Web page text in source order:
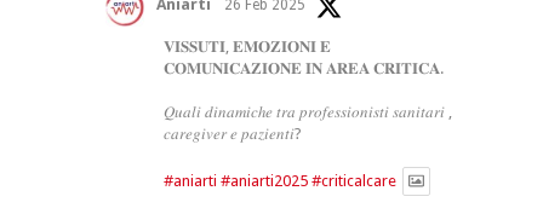
Aniarti 26 Feb 2025
𝐕𝐈𝐒𝐒𝐔𝐓𝐈, 𝐄𝐌𝐎𝐙𝐈𝐎𝐍𝐈 𝐄
𝐂𝐎𝐌𝐔𝐍𝐈𝐂𝐀𝐙𝐈𝐎𝐍𝐄 𝐈𝐍 𝐀𝐑𝐄𝐀 𝐂𝐑𝐈𝐓𝐈𝐂𝐀.
𝑄𝑢𝑎𝑙𝑖 𝑑𝑖𝑛𝑎𝑚𝑖𝑐ℎ𝑒 𝑡𝑟𝑎 𝑝𝑟𝑜𝑓𝑒𝑠𝑠𝑖𝑜𝑛𝑖𝑠𝑡𝑖 𝑠𝑎𝑛𝑖𝑡𝑎𝑟𝑖 ,
𝑐𝑎𝑟𝑒𝑔𝑖𝑣𝑒𝑟 𝑒 𝑝𝑎𝑧𝑖𝑒𝑛𝑡𝑖?
#aniarti #aniarti2025 #criticalcare